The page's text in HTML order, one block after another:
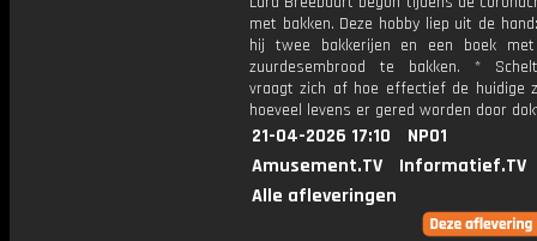
met bakken. Deze hobby liep uit de
hij twee bakkerijen en een boek
zuurdesembrood te bakken. *
vraagt zich af hoe effectief de huidige
hoeveel levens er gered worden door
21-04-2026 17:10
NPO1
Amusement.TV
Informatief.TV
Alle afleveringen